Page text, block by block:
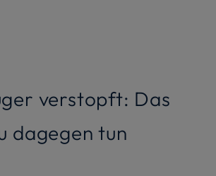
verstopft: Das
dagegen tun